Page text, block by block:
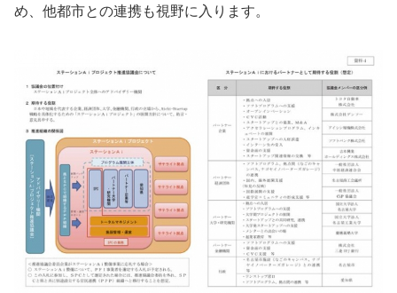
め、他都市との連携も視野に入ります。